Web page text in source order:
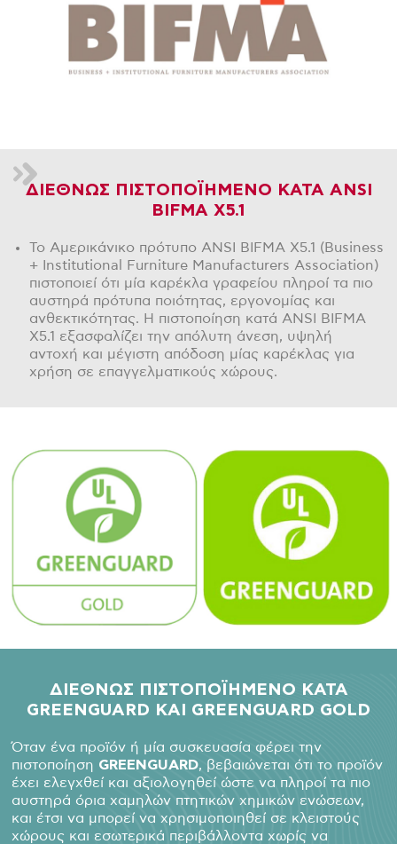
ΔΙΕΘΝΩΣ ΠΙΣΤΟΠΟΪΗΜΕΝΟ ΚΑΤΑ ANSI
BIFMA X5.1
Το Αμερικάνικο πρότυπο ANSI BIFMA X5.1 (Business
+ Institutional Furniture Manufacturers Association)
πιστοποιεί ότι μία καρέκλα γραφείου πληροί τα πιο
αυστηρά πρότυπα ποιότητας, εργονομίας και
ανθεκτικότητας. Η πιστοποίηση κατά ANSI BIFMA
X5.1 εξασφαλίζει την απόλυτη άνεση, υψηλή
αντοχή και μέγιστη απόδοση μίας καρέκλας για
χρήση σε επαγγελματικούς χώρους.
ΔΙΕΘΝΩΣ ΠΙΣΤΟΠΟΪΗΜΕΝΟ ΚΑΤΑ
GREENGUARD
ΚΑΙ GREENGUARD GOLD
Όταν ένα προϊόν ή μία συσκευασία φέρει την
πιστοποίηση GREENGUARD, βεβαιώνεται ότι το προϊόν
έχει ελεγχθεί και αξιολογηθεί ώστε να πληροί τα πιο
αυστηρά όρια χαμηλών πτητικών χημικών ενώσεων,
και έτσι να μπορεί να χρησιμοποιηθεί σε κλειστούς
χώρους και εσωτερικά περιβάλλοντα χωρίς να